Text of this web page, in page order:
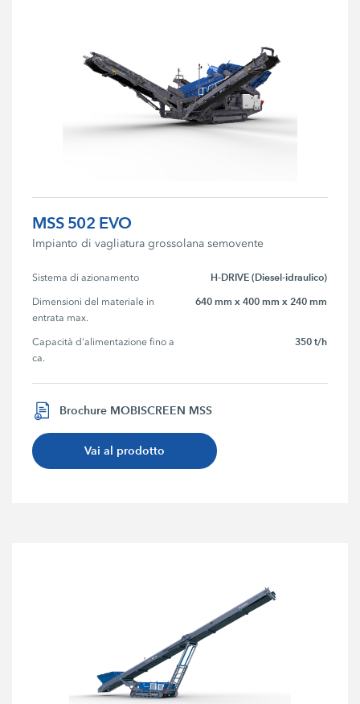
MSS 502 EVO
Impianto di vagliatura grossolana semovente
Sistema di azionamento H-DRIVE (Diesel-idraulico)
Dimensioni del materiale in
entrata max.
640 mm x 400 mm x 240 mm
Capacità d'alimentazione fino a
ca.
350 t/h
Brochure MOBISCREEN MSS
Vai al prodotto